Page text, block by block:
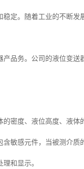
定。随着工业的不断发
品务。公司的液位变送
密度、液位高度、液体
敏感元件，当被测介质
和显示。